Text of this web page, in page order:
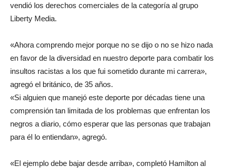
vendió los derechos comerciales de la categoría al grupo
Liberty Media.
«Ahora comprendo mejor porque no se dijo o no se hizo nada
en favor de la diversidad en nuestro deporte para combatir los
insultos racistas a los que fui sometido durante mi carrera»,
agregó el británico, de 35 años.
«Si alguien que manejó este deporte por décadas tiene una
comprensión tan limitada de los problemas que enfrentan los
negros a diario, cómo esperar que las personas que trabajan
para él lo entiendan», agregó.
«El ejemplo debe bajar desde arriba», completó Hamilton al